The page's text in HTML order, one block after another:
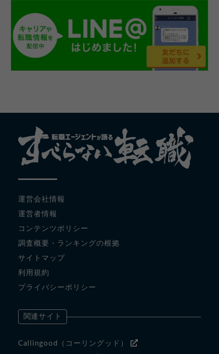
運営会社情報
運営者情報
コンテンツポリシー
調査概要・ランキングの根拠
サイトマップ
利用規約
プライバシーポリシー
関連サイト
Callingood（コーリングッド）